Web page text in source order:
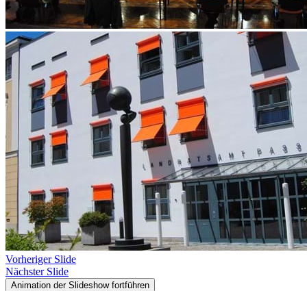
Vorheriger Slide
Nächster Slide
Animation der Slideshow fortführen